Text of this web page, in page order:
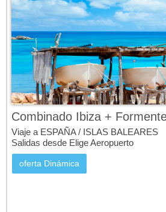
Combinado Ibiza +
Viaje a ESPAÑA / ISLAS BALEARES
Salidas desde Elige Aeropuerto
oferta Dinámica